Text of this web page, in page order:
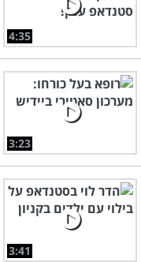
4:35
3:23
3:41